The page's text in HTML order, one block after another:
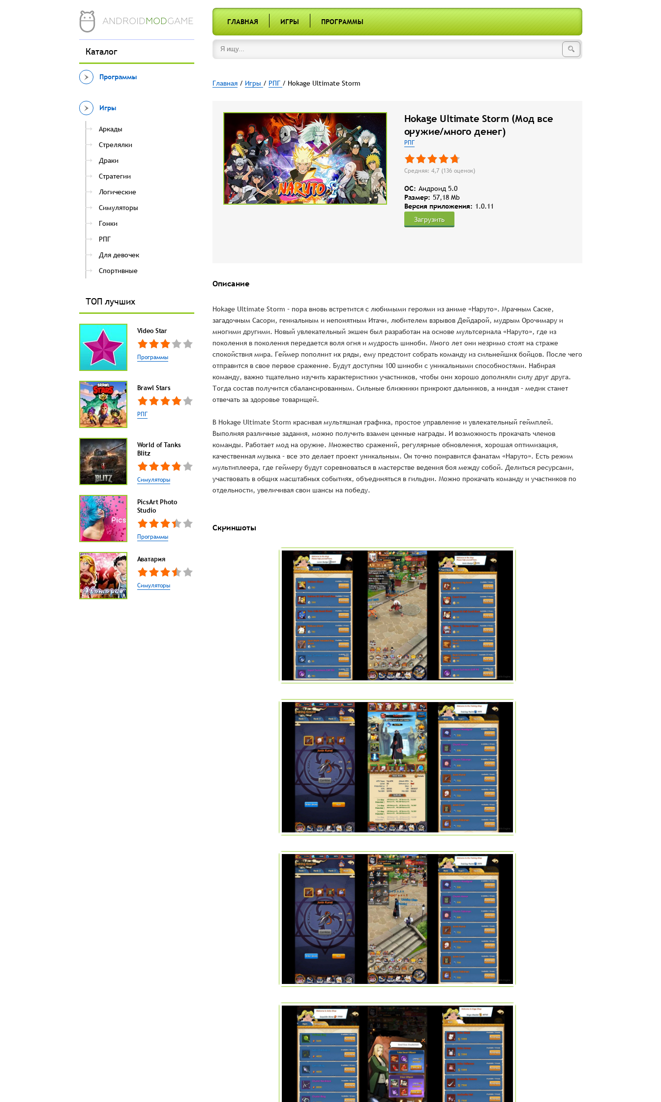
ANDROIDMODGAME ГЛАВНАЯ ИГРЫ ПРОГРАММЫ
Каталог
Программы
Игры
Аркады
Стрелялки
Драки
Стратегии
Логические
Симуляторы
Гонки
РПГ
Для девочек
Спортивные
ТОП лучших
Video Star
Программы
Brawl Stars
РПГ
World of Tanks
Blitz
Симуляторы
PicsArt Photo
Studio
Программы
Аватария
Симуляторы
Главная/ Игры / РПГ / Hokage Ultimate Storm
Hokage Ultimate Storm (Мод все
оружие/много денег)
РПГ
Средняя: 4,7 (136оценок)
OC: Андроид 5.0
Размер: 57,18 Mb
Версия приложения: 1.0.11
Загрузить
Описание
Hokage Ultimate Storm – пора вновь встретится с любимыми героями из аниме «Наруто». Мрачным Саске,
загадочным Сасори, гениальным и непонятным Итачи, любителем взрывов Дейдарой, мудрым Орочимару и
многими другими. Новый увлекательный экшен был разработан на основе мультсериала «Наруто», где из
поколения в поколения передается воля огня и мудрость шиноби. Много лет они незримо стоят на страже
спокойствия мира. Геймер пополнит их ряды, ему предстоит собрать команду из сильнейших бойцов. После чего
отправится в свое первое сражение. Будут доступны 100 шиноби с уникальными способностями. Набирая
команду, важно тщательно изучить характеристики участников, чтобы они хорошо дополняли силу друг друга.
Тогда состав получится сбалансированным. Сильные ближники прикроют дальников, а ниндзя – медик станет
отвечать за здоровье товарищей.
В Hokage Ultimate Storm красивая мультяшная графика, простое управление и увлекательный геймплей.
Выполняя различные задания, можно получить взамен ценные награды. И возможность прокачать членов
команды. Работает мод на оружие. Множество сражений, регулярные обновления, хорошая оптимизация,
качественная музыка – все это делает проект уникальным. Он точно понравится фанатам «Наруто». Есть режим
мультиплеера, где геймеру будут соревноваться в мастерстве ведения боя между собой. Делиться ресурсами,
участвовать в общих масштабных событиях, объединяться в гильдии. Можно прокачать команду и участников по
отдельности, увеличивая свои шансы на победу.
Скриншоты